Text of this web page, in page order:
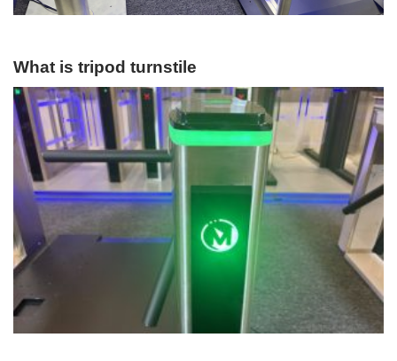
What is tripod turnstile